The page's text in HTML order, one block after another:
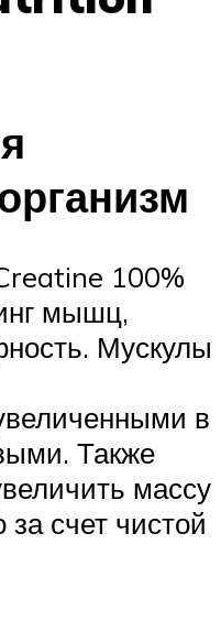
100%
мышц,
Мускулы
в
Также
массу
счет чистой